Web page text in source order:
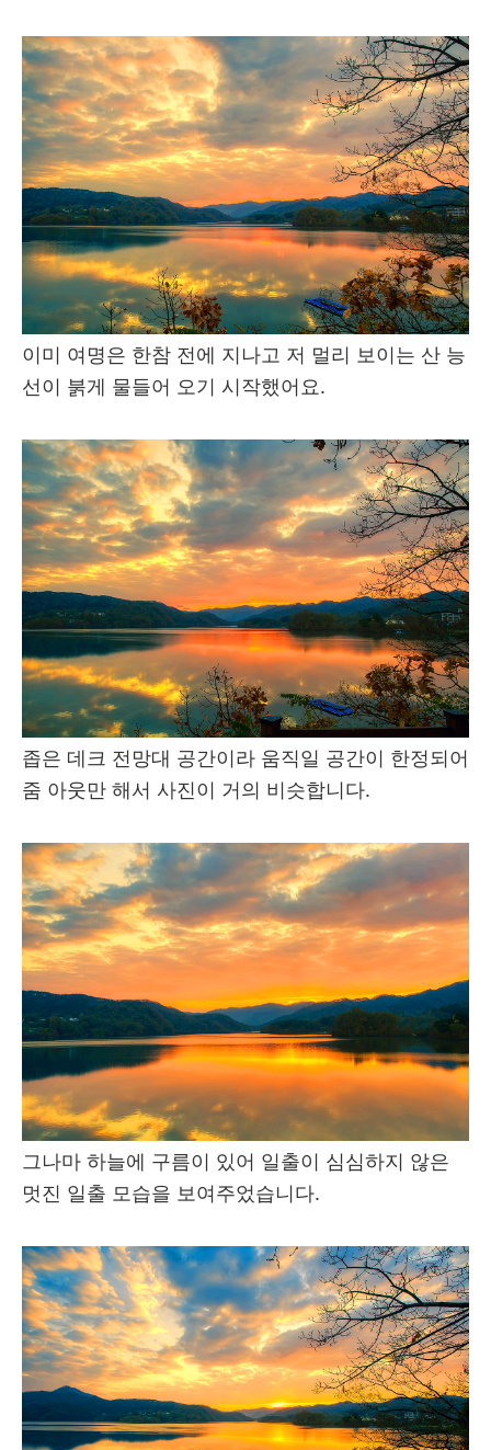
이미 여명은 한참 전에 지나고 저 멀리 보이는 산 능
선이 붉게 물들어 오기 시작했어요.
좁은 데크 전망대 공간이라 움직일 공간이 한정되어
줌 아웃만 해서 사진이 거의 비슷합니다.
그나마 하늘에 구름이 있어 일출이 심심하지 않은
멋진 일출 모습을 보여주었습니다.